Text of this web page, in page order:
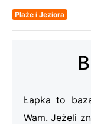
Plaże i Jeziora
Łapka to
Wam. Jeżeli